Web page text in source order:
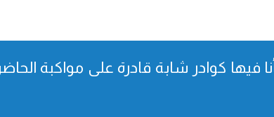
كوادر شابة قادرة على مواكبة